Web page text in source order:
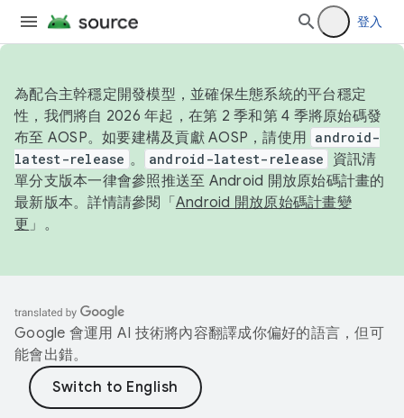
登入
為配合主幹穩定開發模型，並確保生態系統的平台穩定
性，我們將自 2026 年起，在第 2 季和第 4 季將原始碼發
布至 AOSP。如要建構及貢獻 AOSP，請使用 android-
latest-release 。 android-latest-release
資訊清
單分支版本一律會參照推送至 Android 開放原始碼計畫的
最新版本。詳情請參閱「 Android 開放原始碼計畫變
更 」。
Google 會運用 AI 技術將內容翻譯成你偏好的語言，但可
能會出錯。